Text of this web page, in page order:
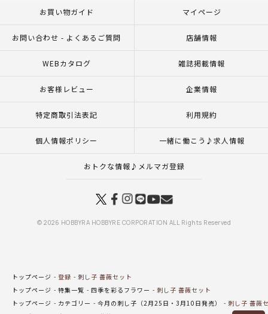
お買い物ガイド マイページ
お問い合わせ - よくあるご質問 店舗情報
WEBカタログ 雑誌掲載情報
お客様レビュー 企業情報
特定商取引法表記 利用規約
個人情報ポリシー 一緒に働こう♪求人情報
おトクな情報♪メルマガ登録
© 2026 HOBBYRA HOBBYRE CORPORATION ALL Rights Reserved
トップページ 登録
刺し子 薔薇セット
トップページ
特集一覧 四季を彩るフラワー
刺し子 薔薇セット
トップページ
カテゴリー 今月の刺し子（2月25日・3月10日発売）
刺し子 薔薇